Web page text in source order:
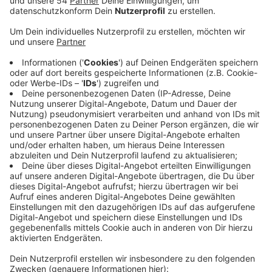
Durch denn rasanten Temperaturanstieg ist die
Darauf machen jetzt die Mönchengladbacher
Haselnuss sorgen aktuell schon für Beschwerden,
Anfang März kommt dann die Birkenblüte dazu. Die
Mönchengladbacher Apotheken sagen: Am besten
sollten jetzt so früh wie möglich die Symptome
bekämpft werden. Möglichkeiten können
antiallergische Nasensprays und Augentropfen sein,
aber auch kortisonhaltige Sprays und Tabletten oder
eine lagnfristige Hyposensibilisierung können
Allergikern helfen. Für individuelle Lösungen bieten die
Apotheker eine persönliche Baratung an. In
Deutschland sind immer mehr Menschen von Allergien
betroffen - nach Zahlen des Robert Koch-Instituts
erkranken zum Beispiel um die 15 Prozent der
Deutschen im Laufe ihres Lebens an Heuschnupfen.